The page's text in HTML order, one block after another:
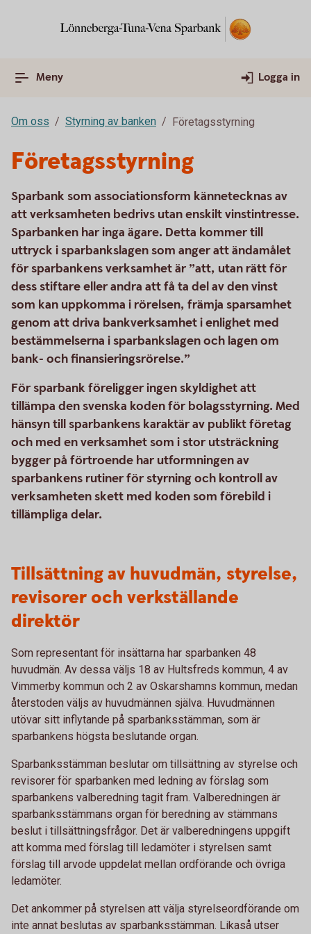
Meny Logga in
Om oss Styrning av banken Företagsstyrning
Företagsstyrning
Sparbank som associationsform kännetecknas av
att verksamheten bedrivs utan enskilt vinstintresse.
Sparbanken har inga ägare. Detta kommer till
uttryck i sparbankslagen som anger att ändamålet
för sparbankens verksamhet är ”att, utan rätt för
dess stiftare eller andra att få ta del av den vinst
som kan uppkomma i rörelsen, främja sparsamhet
genom att driva bankverksamhet i enlighet med
bestämmelserna i sparbankslagen och lagen om
bank- och finansieringsrörelse.”
För sparbank föreligger ingen skyldighet att
tillämpa den svenska koden för bolagsstyrning. Med
hänsyn till sparbankens karaktär av publikt företag
och med en verksamhet som i stor utsträckning
bygger på förtroende har utformningen av
sparbankens rutiner för styrning och kontroll av
verksamheten skett med koden som förebild i
tillämpliga delar.
Tillsättning av huvudmän, styrelse,
revisorer och verkställande
direktör
Som representant för insättarna har sparbanken 48
huvudmän. Av dessa väljs 18 av Hultsfreds kommun, 4 av
Vimmerby kommun och 2 av Oskarshamns kommun, medan
återstoden väljs av huvudmännen själva. Huvudmännen
utövar sitt inflytande på sparbanksstämman, som är
sparbankens högsta beslutande organ.
Sparbanksstämman beslutar om tillsättning av styrelse och
revisorer för sparbanken med ledning av förslag som
sparbankens valberedning tagit fram. Valberedningen är
sparbanksstämmans organ för beredning av stämmans
beslut i tillsättningsfrågor. Det är valberedningens uppgift
att komma med förslag till ledamöter i styrelsen samt
förslag till arvode uppdelat mellan ordförande och övriga
ledamöter.
Det ankommer på styrelsen att välja styrelseordförande om
inte annat beslutas av sparbanksstämman. Likaså utser